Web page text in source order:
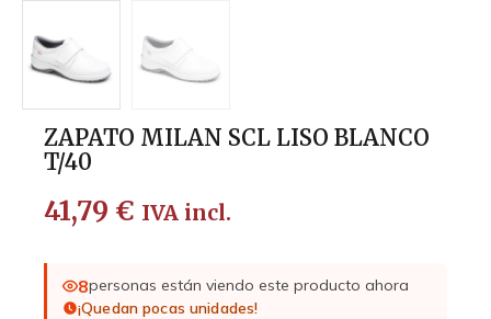
ZAPATO MILAN SCL LISO BLANCO
T/40
41,79 € IVA incl.
8personas están viendo este producto ahora
¡Quedan pocas unidades!